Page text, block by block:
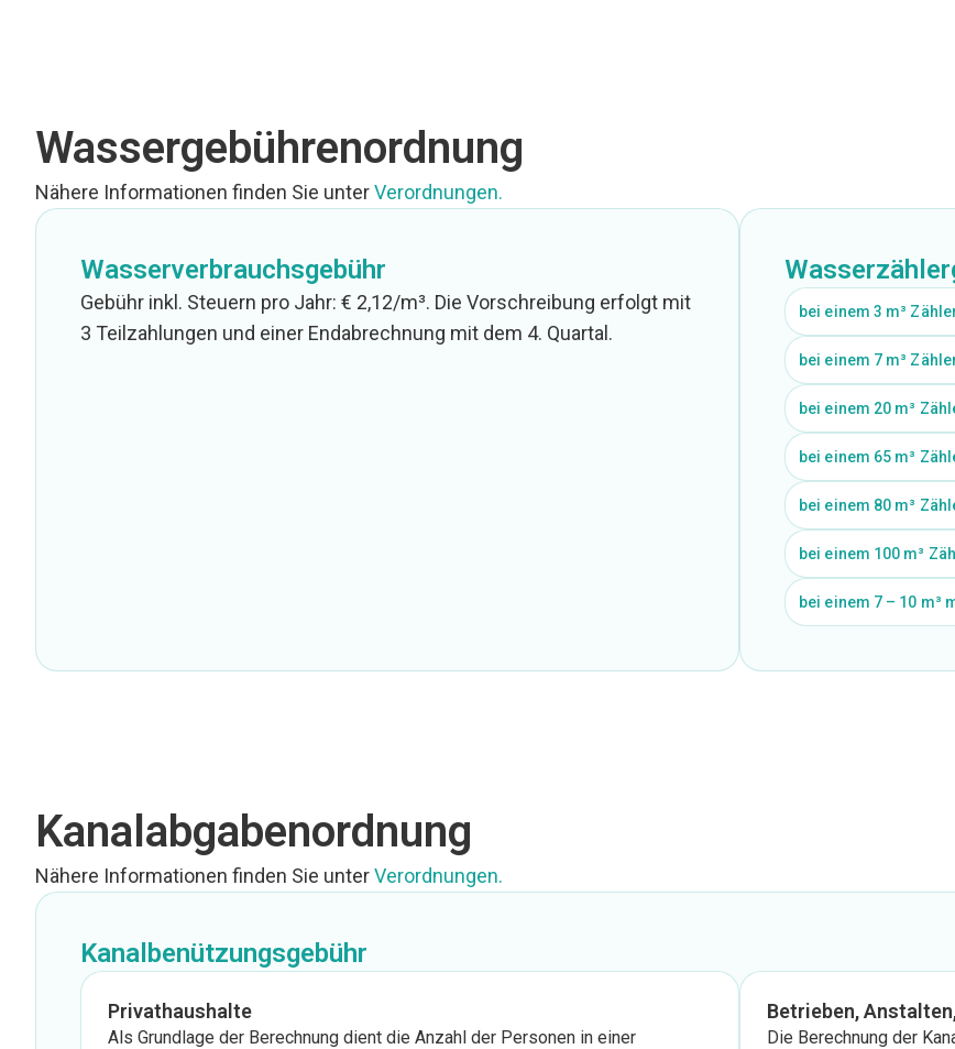
Wassergebühren­ordnung
Nähere Informationen finden Sie unterVerordnungen.
Wasserverbrauchsgebühr
Gebühr inkl. Steuern pro Jahr: € 2,12/m³. Die Vorschreibung erfolgt mit
3 Teilzahlungen und einer Endabrechnung mit dem 4. Quartal.
bei einem 3 m³
bei einem 7 m³
bei einem 20 m³
bei einem 65 m³
bei einem 80 m³
bei einem 100 m³
bei einem 7 – 10 m³
Kanalabgabenordnung
Nähere Informationen finden Sie unterVerordnungen.
Kanalbenützungsgebühr
Privathaushalte
Als Grundlage der Berechnung dient die Anzahl der Personen in einer
Betrieben,
Die Berechnung der